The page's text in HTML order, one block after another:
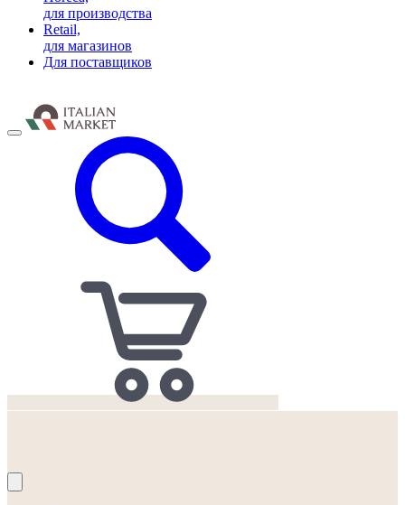
для производства
Retail,
для магазинов
Для поставщиков